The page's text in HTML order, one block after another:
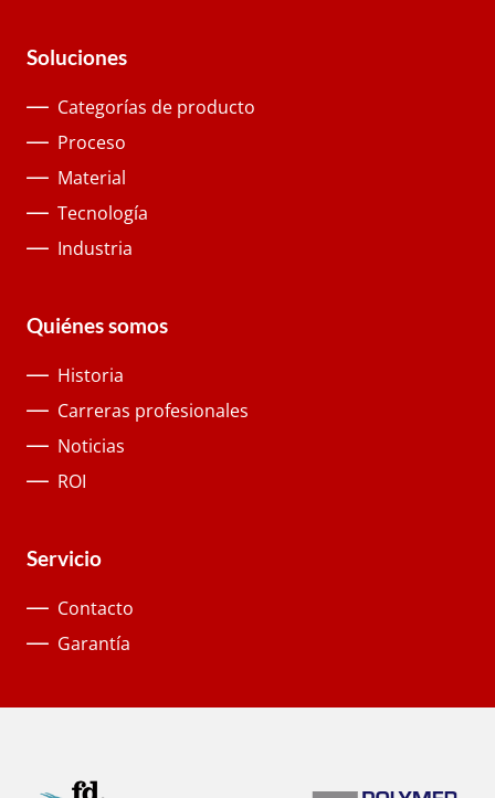
Soluciones
Categorías de producto
Proceso
Material
Tecnología
Industria
Quiénes somos
Historia
Carreras profesionales
Noticias
ROI
Servicio
Contacto
Garantía